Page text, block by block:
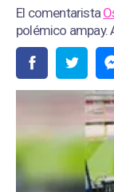
El comentarista
polémico ampay.